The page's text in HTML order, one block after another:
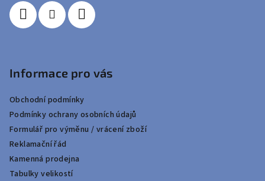
Informace pro vás
Obchodní podmínky
Podmínky ochrany osobních údajů
Formulář pro výměnu / vrácení zboží
Reklamační řád
Kamenná prodejna
Tabulky velikostí